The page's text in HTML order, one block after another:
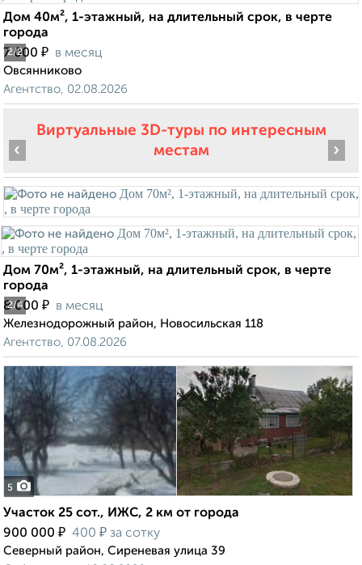
2/2
Дом 40м², 1-этажный, на длительный срок, в черте
города
7 000 ₽ в месяц
Овсянниково
Агентство, 02.08.2026
Виртуальные 3D-туры по интересным
местам
2/4
‹ ›
Дом 70м², 1-этажный, на длительный срок, в черте
города
8 000 ₽ в месяц
Железнодорожный район, Новосильская 118
Агентство, 07.08.2026
5
Участок 25 сот., ИЖС, 2 км от города
900 000 ₽ 400 ₽ за сотку
Северный район, Сиреневая улица 39